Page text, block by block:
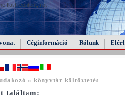
flash content, not
Céginformáció Rólunk
« könyvtár költöztetés
találtam: